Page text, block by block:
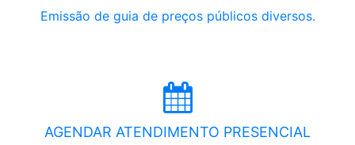
Emissão de guia de preços públicos diversos.
AGENDAR ATENDIMENTO PRESENCIAL